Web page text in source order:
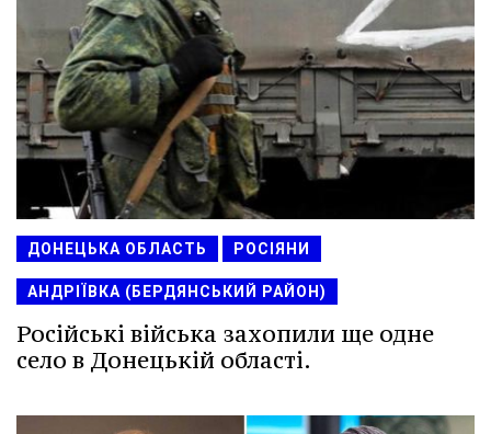
ДОНЕЦЬКА ОБЛАСТЬ РОСІЯНИ
АНДРІЇВКА (БЕРДЯНСЬКИЙ РАЙОН)
Російські війська захопили ще одне
село в Донецькій області.